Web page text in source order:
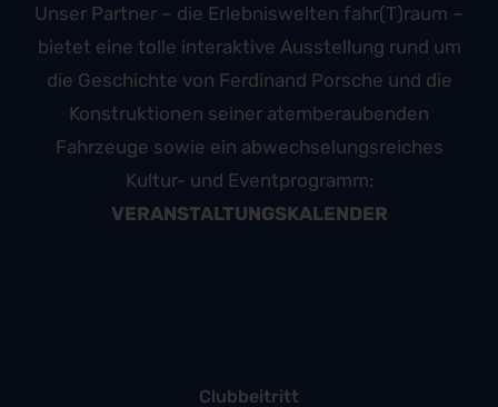
Unser Partner – die Erlebniswelten fahr(T)raum –
bietet eine tolle interaktive Ausstellung rund um
die Geschichte von Ferdinand Porsche und die
Konstruktionen seiner atemberaubenden
Fahrzeuge sowie ein abwechselungsreiches
Kultur- und Eventprogramm:
VERANSTALTUNGSKALENDER
Clubbeitritt